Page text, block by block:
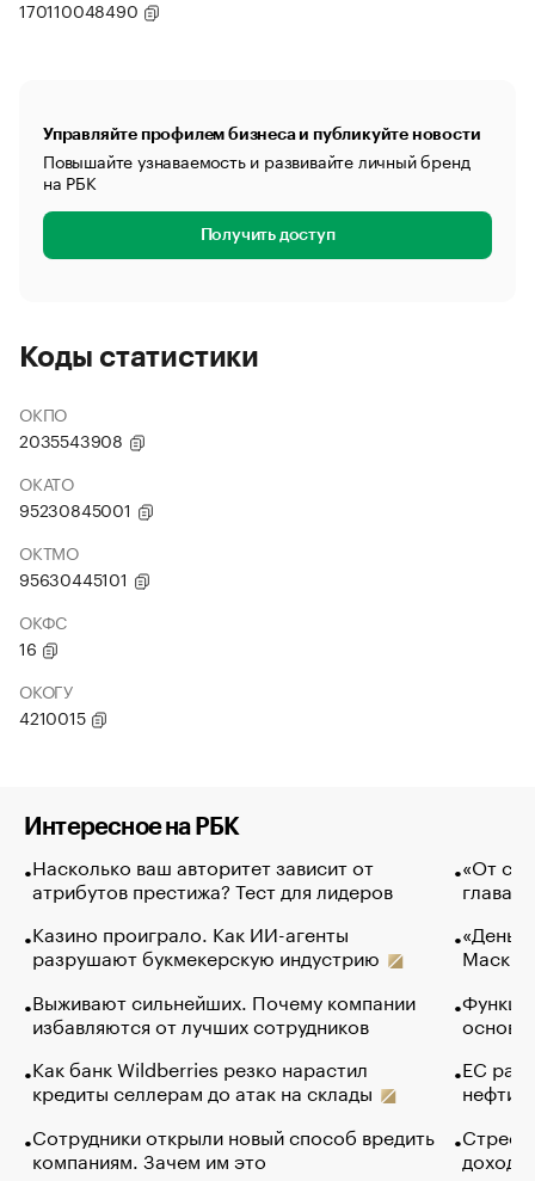
170110048490
Управляйте профилем бизнеса и публикуйте новости
Повышайте узнаваемость и развивайте личный бренд
на РБК
Получить доступ
Коды статистики
ОКПО
2035543908
ОКАТО
95230845001
ОКТМО
95630445101
ОКФС
16
ОКОГУ
4210015
Интересное на РБК
Насколько ваш авторитет зависит от
атрибутов престижа? Тест для лидеров
Казино проиграло. Как ИИ-агенты
разрушают букмекерскую индустрию
Выживают сильнейших. Почему компании
избавляются от лучших сотрудников
Как банк Wildberries резко нарастил
кредиты селлерам до атак на склады
Сотрудники открыли новый способ вредить
компаниям. Зачем им это
«От
глава
Маск в
основ
ЕС
нефти